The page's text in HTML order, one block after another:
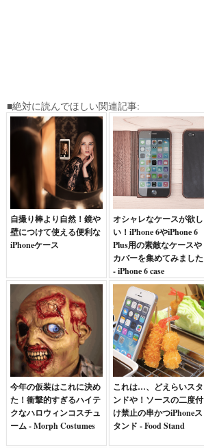
■絶対に読んでほしい関連記事:
自撮り棒より自然！鏡や
壁につけて使える便利な
iPhoneケース
オシャレなケースが欲し
い！iPhone 6やiPhone 6
Plus用の素敵なケースや
カバーを集めてみました
- iPhone 6 case
今年の仮装はこれに決め
た！衝撃的すぎるハイテ
クなハロウィンコスチュ
ーム - Morph Costumes
これは…、どえらいスタ
ンドや！ソースの二度付
け禁止の串かつiPhoneス
タンド - Food Stand